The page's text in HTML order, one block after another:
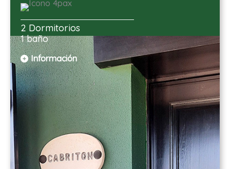
2 Dormitorios
1 baño
Información